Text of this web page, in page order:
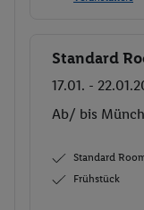
Buchen
Standard
17.01. -
Ab/ bis
Standard
Frühstück